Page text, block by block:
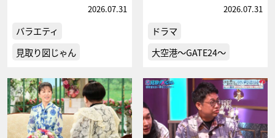
2026.07.31
バラエティ
見取り図じゃん
2026.07.31
ドラマ
大空港～GATE24～